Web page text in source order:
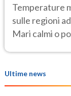
Temperature
sulle regioni
Mari calmi o
Ultime news